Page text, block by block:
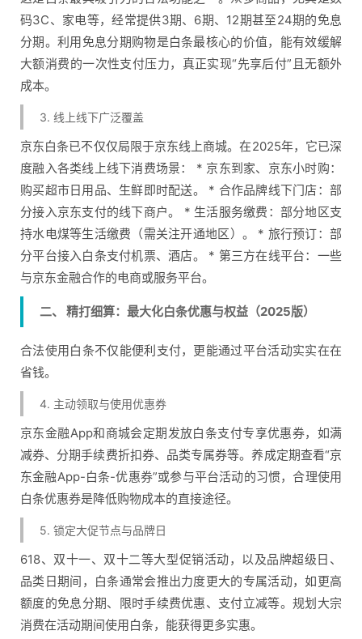
码3C、家电等，经常提供3期、6期、12期甚至24期的免息
分期。利用免息分期购物是白条最核心的价值，能有效缓解
大额消费的一次性支付压力，真正实现“先享后付”且无额外
成本。
3. 线上线下广泛覆盖
京东白条已不仅仅局限于京东线上商城。在2025年，它已深
度融入各类线上线下消费场景： * 京东到家、京东小时购：
购买超市日用品、生鲜即时配送。 * 合作品牌线下门店：部
分接入京东支付的线下商户。 * 生活服务缴费：部分地区支
持水电煤等生活缴费（需关注开通地区）。 * 旅行预订：部
分平台接入白条支付机票、酒店。 * 第三方在线平台：一些
与京东金融合作的电商或服务平台。
二、 精打细算：最大化白条优惠与权益（2025版）
合法使用白条不仅能便利支付，更能通过平台活动实实在在
省钱。
4. 主动领取与使用优惠券
京东金融App和商城会定期发放白条支付专享优惠券，如满
减券、分期手续费折扣券、品类专属券等。养成定期查看“京
东金融App-白条-优惠券”或参与平台活动的习惯，合理使用
白条优惠券是降低购物成本的直接途径。
5. 锁定大促节点与品牌日
618、双十一、双十二等大型促销活动，以及品牌超级日、
品类日期间，白条通常会推出力度更大的专属活动，如更高
额度的免息分期、限时手续费优惠、支付立减等。规划大宗
消费在活动期间使用白条，能获得更多实惠。